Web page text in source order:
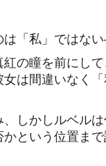
「私」ではな
の瞳を前にし
は間違いなく
しかしルベル
かという位置ま